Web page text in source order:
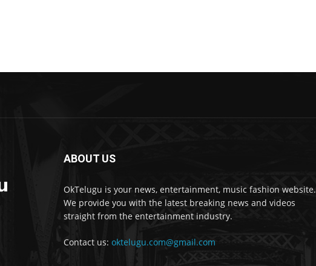
ABOUT US
OkTelugu is your news, entertainment, music fashion website.
We provide you with the latest breaking news and videos
straight from the entertainment industry.
Contact us: oktelugu.com@gmail.com